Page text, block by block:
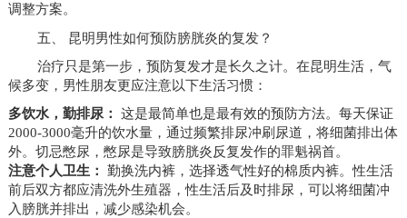
调整方案。
五、 昆明男性如何预防膀胱炎的复发？
治疗只是第一步，预防复发才是长久之计。在昆明生活，气
候多变，男性朋友更应注意以下生活习惯：
多饮水，勤排尿： 这是最简单也是最有效的预防方法。每天保证
2000-3000毫升的饮水量，通过频繁排尿冲刷尿道，将细菌排出体
外。切忌憋尿，憋尿是导致膀胱炎反复发作的罪魁祸首。
注意个人卫生： 勤换洗内裤，选择透气性好的棉质内裤。性生活
前后双方都应清洗外生殖器，性生活后及时排尿，可以将细菌冲
入膀胱并排出，减少感染机会。